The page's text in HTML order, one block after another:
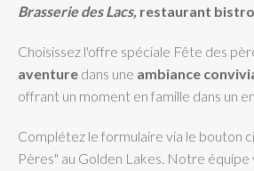
Brasserie des Lacs, restaurant
Choisissez l'offre spéciale Fête des
aventure dans une ambiance
offrant un moment en famille dans un
Complétez le formulaire via le bouton
Pères" au Golden Lakes. Notre